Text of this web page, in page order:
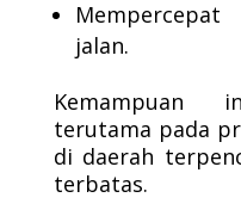
jalan.
Kemampuan
terutama pada
di daerah
terbatas.